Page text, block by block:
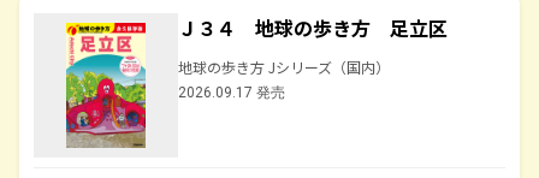
Ｊ３４ 地球の歩き方 足立区
地球の歩き方 Jシリーズ（国内）
2026.09.17 発売